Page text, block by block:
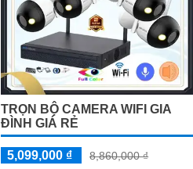
TRỌN BỘ CAMERA WIFI GIA
ĐÌNH GIÁ RẺ
5,099,000 ₫
8,860,000 ₫